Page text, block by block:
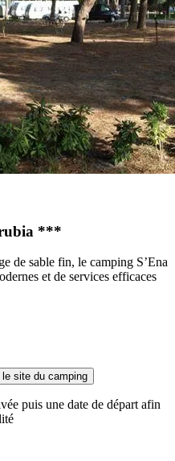
***
de sable fin, le camping S’Ena
et de services efficaces
le site du camping
puis une date de départ afin